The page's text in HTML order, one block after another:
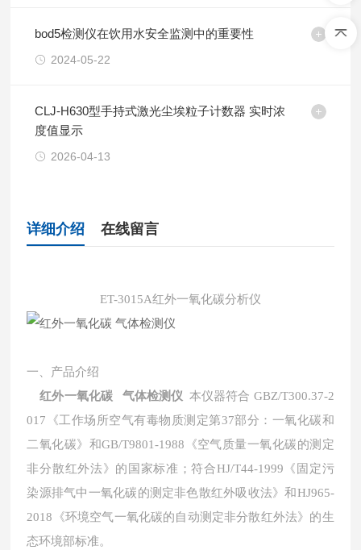
bod5检测仪在饮用水安全监测中的重要性
2024-05-22
CLJ-H630型手持式激光尘埃粒子计数器 实时浓
度值显示
2026-04-13
详细介绍 在线留言
ET-3015A红外一氧化碳分析仪
一、 产品介绍
红外一氧化碳 气体检测仪 本仪器符合 GBZ/T300.37-2
017《工作场所空气有毒物质测定第37部分：一氧化碳和
二氧化碳》和GB/T9801-1988《空气质量一氧化碳的测定
非分散红外法》的国家标准；符合HJ/T44-1999《固定污
染源排气中一氧化碳的测定非色散红外吸收法》和HJ965-
2018《环境空气一氧化碳的自动测定非分散红外法》的生
态环境部标准。